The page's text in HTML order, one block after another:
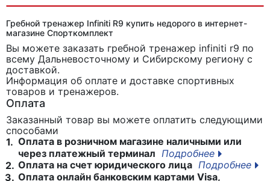
Гребной тренажер Infiniti R9 купить недорого в интернет-
магазине Спорткомплект
Вы можете заказать гребной тренажер infiniti r9 по
всему Дальневосточному и Сибирскому региону с
доставкой.
Информация об оплате и доставке спортивных
товаров и тренажеров.
Оплата
Заказанный товар вы можете оплатить следующими
способами
1. Оплата в розничном магазине наличными или
через платежный терминал Подробнее
2. Оплата на счет юридического лица Подробнее
3. Оплата онлайн банковским картами Visa,